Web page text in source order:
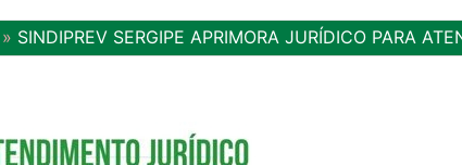
SINDIPREV SERGIPE APRIMORA JURÍDICO PARA